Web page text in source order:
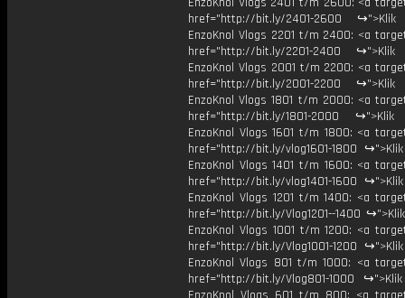
href="http://bit.ly/2401-2600 ↪">Klik
EnzoKnol Vlogs 2201 t/m 2400: <a
href="http://bit.ly/2201-2400 ↪">Klik
EnzoKnol Vlogs 2001 t/m 2200: <a
href="http://bit.ly/2001-2200 ↪">Klik
EnzoKnol Vlogs 1801 t/m 2000: <a
href="http://bit.ly/1801-2000 ↪">Klik
EnzoKnol Vlogs 1601 t/m 1800: <a
href="http://bit.ly/vlog1601-1800
EnzoKnol Vlogs 1401 t/m 1600: <a
href="http://bit.ly/vlog1401-1600
EnzoKnol Vlogs 1201 t/m 1400: <a
href="http://bit.ly/Vlog1201--1400
EnzoKnol Vlogs 1001 t/m 1200: <a
href="http://bit.ly/Vlog1001-1200
EnzoKnol Vlogs 801 t/m 1000: <a
href="http://bit.ly/Vlog801-1000